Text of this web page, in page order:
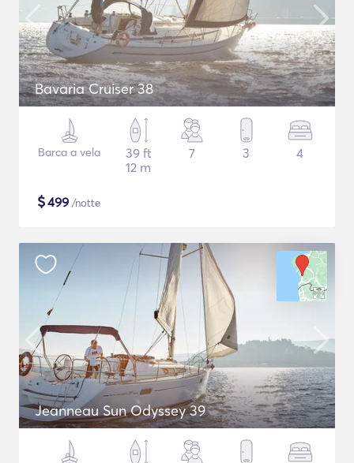
Bavaria Cruiser 38
Barca a vela
39 ft
12 m
7 3 4
$499 /notte
Jeanneau Sun Odyssey 39